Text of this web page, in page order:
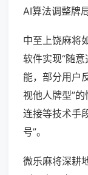
AI算法调整牌
中至上饶麻将
软件实现“随意
能，部分用户
视他人牌型”
连接等技术手
号”。
微乐麻将深耕